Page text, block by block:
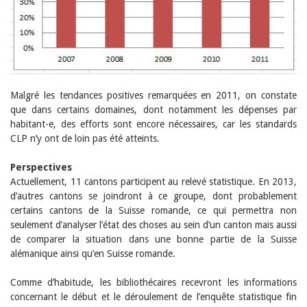
Malgré les tendances positives remarquées en 2011, on constate
que dans certains domaines, dont notamment les dépenses par
habitant-e, des efforts sont encore nécessaires, car les standards
CLP n’y ont de loin pas été atteints.
Perspectives
Actuellement, 11 cantons participent au relevé statistique. En 2013,
d’autres cantons se joindront à ce groupe, dont probablement
certains cantons de la Suisse romande, ce qui permettra non
seulement d’analyser l’état des choses au sein d’un canton mais aussi
de comparer la situation dans une bonne partie de la Suisse
alémanique ainsi qu’en Suisse romande.
Comme d’habitude, les bibliothécaires recevront les informations
concernant le début et le déroulement de l’enquête statistique fin